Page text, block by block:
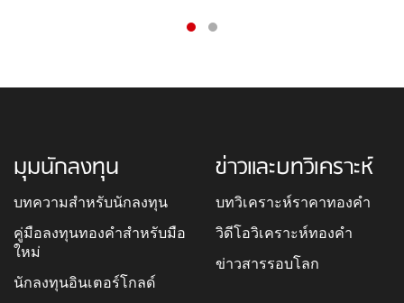
มุมนักลงทุน
บทความสำหรับนักลงทุน
คู่มือลงทุนทองคำสำหรับมือ
ใหม่
นักลงทุนอินเตอร์โกลด์
ข่าวและบทวิเคราะห์
บทวิเคราะห์ราคาทองคำ
วิดีโอวิเคราะห์ทองคำ
ข่าวสารรอบโลก